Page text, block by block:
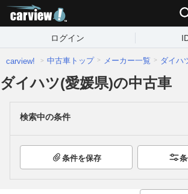
ログイン
carview! 中古車トップ メーカー一覧 ダイハ
ダイハツ(愛媛県)の中古車
検索中の条件
条件を保存